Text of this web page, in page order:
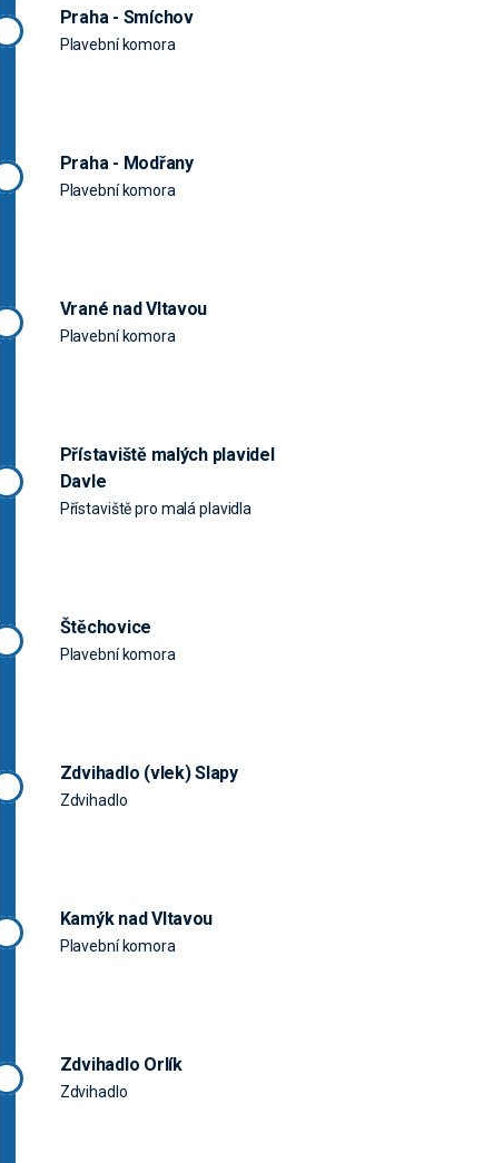
Praha - Smíchov
Plavební komora
Praha - Modřany
Plavební komora
Vrané nad Vltavou
Plavební komora
Přístaviště malých plavidel
Davle
Přístaviště pro malá plavidla
Štěchovice
Plavební komora
Zdvihadlo (vlek) Slapy
Zdvihadlo
Kamýk nad Vltavou
Plavební komora
Zdvihadlo Orlík
Zdvihadlo